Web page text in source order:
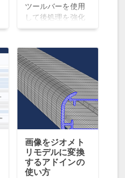
ツールバーを使用
して後処理を強化
する方法の概要を
画像をジオメト
リモデルに変換
するアドインの
使い方